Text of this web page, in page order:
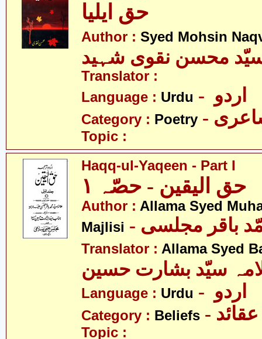
حق ایلیا
Author : Syed Mohsin
محسن نقوی شہید
Translator :
Language : Urdu
Category : Poetry
Topic :
Haqq-ul-Yaqeen - Part I
حق الیقین - حصّہ ١
Author : Allama Syed
Majlisi
باقر مجلسی
Translator : Allama Syed
سیّد بشارت حسین
Language : Urdu
Category : Beliefs - عقائد
Topic :